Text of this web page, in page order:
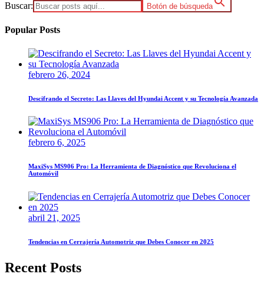
Buscar: Botón de búsqueda
Popular Posts
febrero 26, 2024
Descifrando el Secreto: Las Llaves del Hyundai Accent y su Tecnología Avanzada
febrero 6, 2025
MaxiSys MS906 Pro: La Herramienta de Diagnóstico que Revoluciona el
Automóvil
abril 21, 2025
Tendencias en Cerrajería Automotriz que Debes Conocer en 2025
Recent Posts